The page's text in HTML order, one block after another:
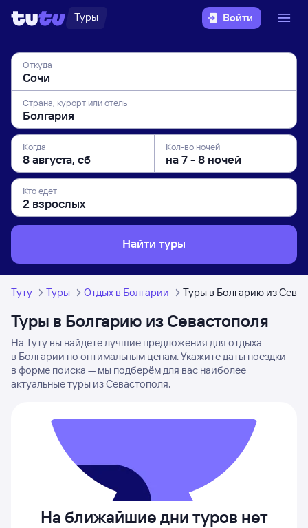
Туры Войти
Откуда
Страна, курорт или отель
Когда Кол-во ночей
Кто едет
Найти туры
Туту Туры Отдых в Болгарии Туры в Болгарию из
Туры в Болгарию из Севастополя
На Туту вы найдете лучшие предложения для отдыха
в Болгарии по оптимальным ценам. Укажите даты поездки
в форме поиска — мы подберём для вас наиболее
актуальные туры из Севастополя.
На ближайшие дни туров нет